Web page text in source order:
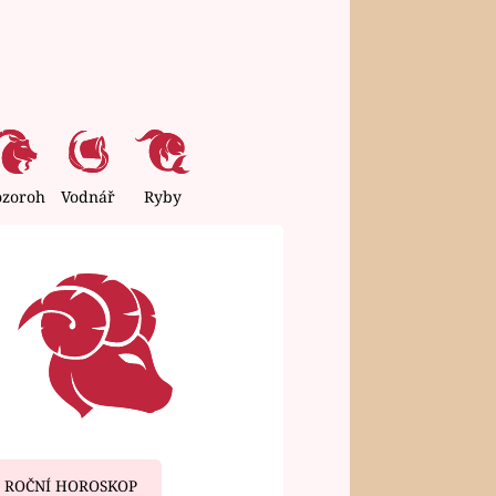
Vodnář Ryby
ROČNÍ HOROSKOP